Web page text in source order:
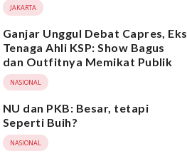
JAKARTA
Ganjar Unggul Debat Capres, Eks
Tenaga Ahli KSP: Show Bagus
dan Outfitnya Memikat Publik
NASIONAL
NU dan PKB: Besar, tetapi
Seperti Buih?
NASIONAL